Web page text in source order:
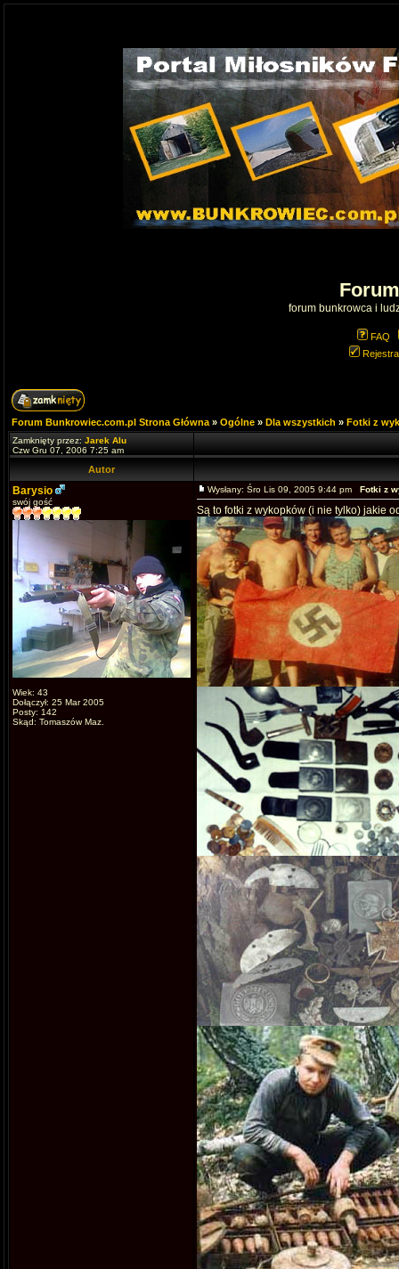
forum bunkrowca i
FAQ
Forum Bunkrowiec.com.pl Strona Główna » Ogólne » Dla wszystkich » Fotki z
Zamknięty przez: Jarek Alu
Czw Gru 07, 2006 7:25 am
Autor
Barysio
swój gość
Wiek: 43
Dołączył: 25 Mar 2005
Posty: 142
Skąd: Tomaszów Maz.
Wysłany: Śro Lis 09, 2005 9:44 pm Fotki z
Są to fotki z wykopków (i nie tylko) jakie